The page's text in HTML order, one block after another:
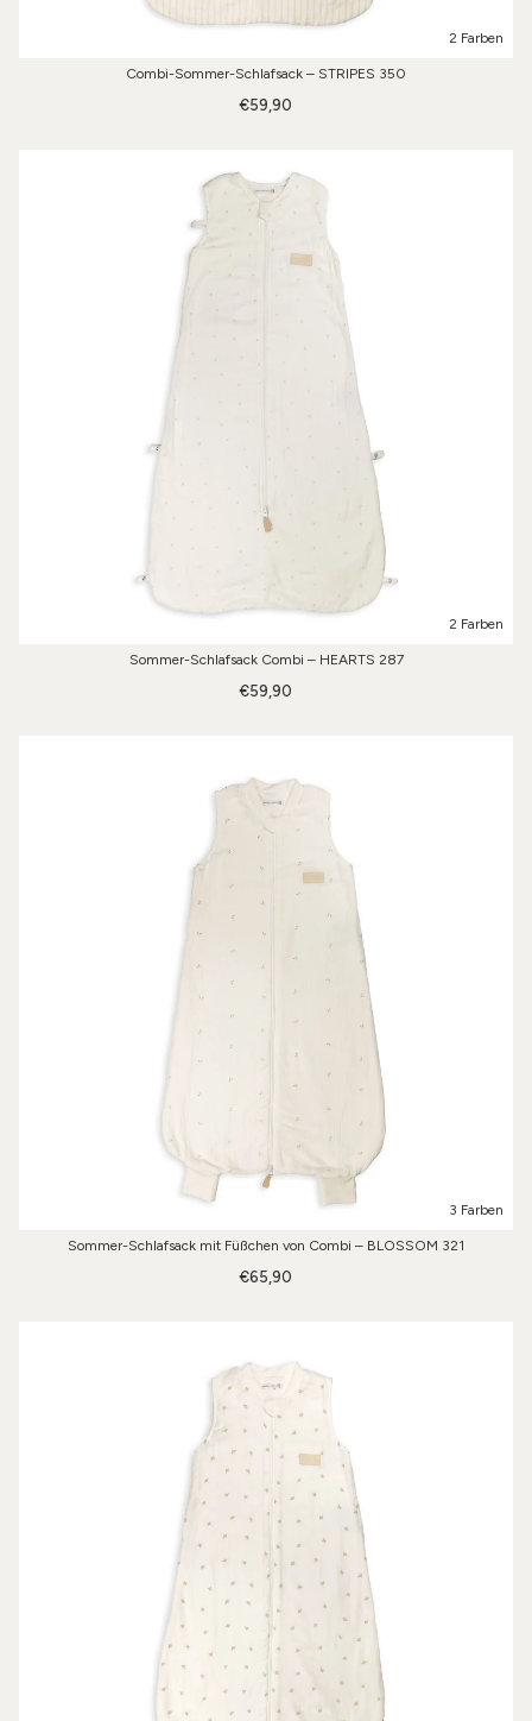
2 Farben
Combi-Sommer-Schlafsack – STRIPES 350
€59,90
2 Farben
Sommer-Schlafsack Combi – HEARTS 287
€59,90
3 Farben
Sommer-Schlafsack mit Füßchen von Combi – BLOSSOM 321
€65,90